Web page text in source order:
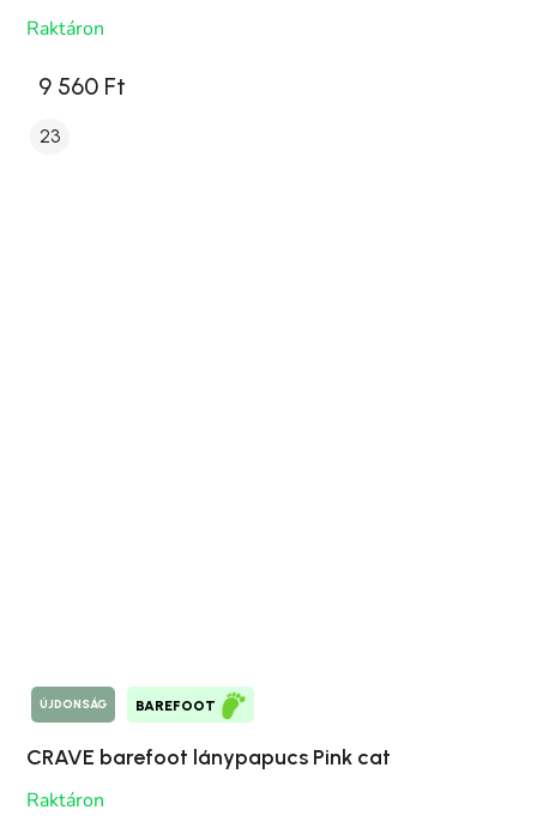
Raktáron
9 560 Ft
23
ÚJDONSÁG BAREFOOT
CRAVE barefoot lánypapucs Pink cat
Raktáron